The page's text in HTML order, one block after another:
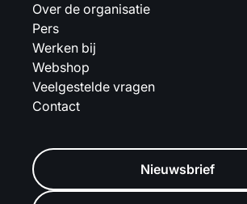
Over de organisatie
Pers
Werken bij
Webshop
Veelgestelde vragen
Contact
Nieuwsbrief